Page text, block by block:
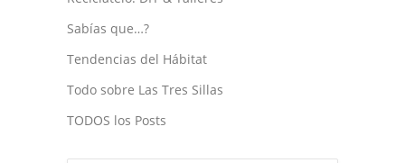
Sabías que…?
Tendencias del Hábitat
Todo sobre Las Tres Sillas
TODOS los Posts